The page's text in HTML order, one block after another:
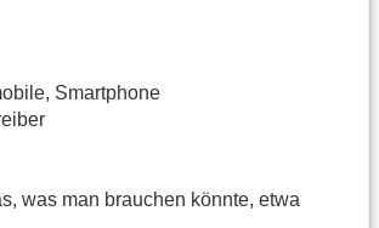
Smartphone
was man brauchen könnte, etwa